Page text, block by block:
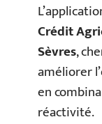
Crédit
Sèvres,
améliorer
en
réactivité.